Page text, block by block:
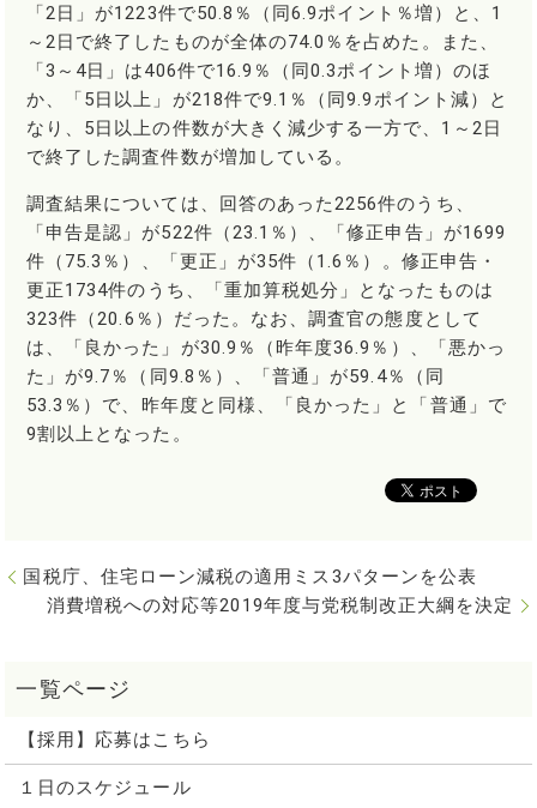
「2日」が1223件で50.8％（同6.9ポイント％増）と、1
～2日で終了したものが全体の74.0％を占めた。また、
「3～4日」は406件で16.9％（同0.3ポイント増）のほ
か、「5日以上」が218件で9.1％（同9.9ポイント減）と
なり、5日以上の件数が大きく減少する一方で、1～2日
で終了した調査件数が増加している。
調査結果については、回答のあった2256件のうち、
「申告是認」が522件（23.1％）、「修正申告」が1699
件（75.3％）、「更正」が35件（1.6％）。修正申告・
更正1734件のうち、「重加算税処分」となったものは
323件（20.6％）だった。なお、調査官の態度として
は、「良かった」が30.9％（昨年度36.9％）、「悪かっ
た」が9.7％（同9.8％）、「普通」が59.4％（同
53.3％）で、昨年度と同様、「良かった」と「普通」で
9割以上となった。
国税庁、住宅ローン減税の適用ミス3パターンを公表
消費増税への対応等2019年度与党税制改正大綱を決定
【採用】応募はこちら
１日のスケジュール